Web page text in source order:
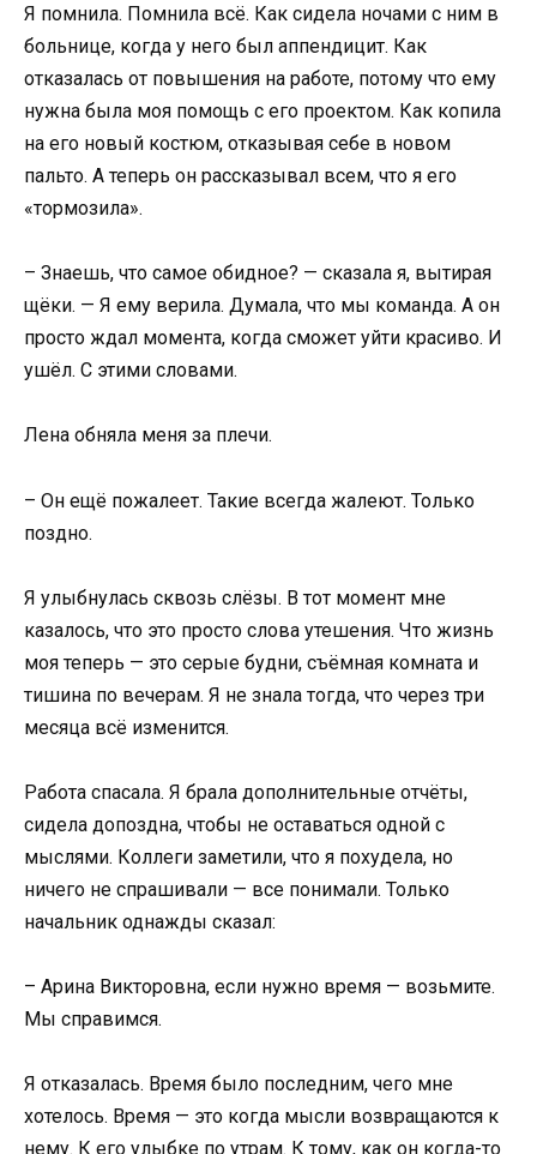
Я помнила. Помнила всё. Как сидела ночами с ним в
больнице, когда у него был аппендицит. Как
отказалась от повышения на работе, потому что ему
нужна была моя помощь с его проектом. Как копила
на его новый костюм, отказывая себе в новом
пальто. А теперь он рассказывал всем, что я его
«тормозила».
– Знаешь, что самое обидное? — сказала я, вытирая
щёки. — Я ему верила. Думала, что мы команда. А он
просто ждал момента, когда сможет уйти красиво. И
ушёл. С этими словами.
Лена обняла меня за плечи.
– Он ещё пожалеет. Такие всегда жалеют. Только
поздно.
Я улыбнулась сквозь слёзы. В тот момент мне
казалось, что это просто слова утешения. Что жизнь
моя теперь — это серые будни, съёмная комната и
тишина по вечерам. Я не знала тогда, что через три
месяца всё изменится.
Работа спасала. Я брала дополнительные отчёты,
сидела допоздна, чтобы не оставаться одной с
мыслями. Коллеги заметили, что я похудела, но
ничего не спрашивали — все понимали. Только
начальник однажды сказал:
– Арина Викторовна, если нужно время — возьмите.
Мы справимся.
Я отказалась. Время было последним, чего мне
хотелось. Время — это когда мысли возвращаются к
нему. К его улыбке по утрам. К тому, как он когда-то